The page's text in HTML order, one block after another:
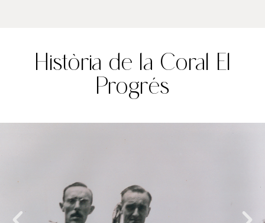
Història de la Coral El
Progrés